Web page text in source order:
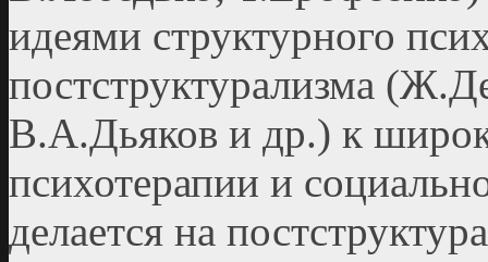
идеями структурного
постструктурализма
В.А.Дьяков и др.) к
психотерапии и
делается на